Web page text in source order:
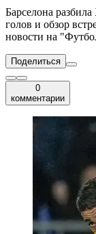
Барселона
голов и обзор
новости на
Поделиться
0
комментарии